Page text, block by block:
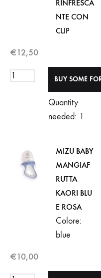
RINFRESCA
NTE CON
CLIP
€12,50
Quantity
needed: 1
MIZU BABY
MANGIAF
RUTTA
KAORI BLU
E ROSA
Colore:
blue
€10,00